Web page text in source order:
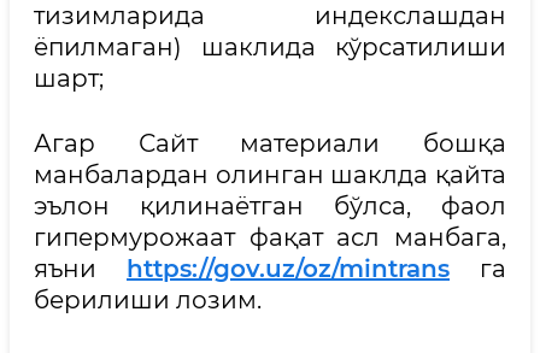
тизимларида индекслашдан
ёпилмаган) шаклида кўрсатилиши
шарт;
Агар Сайт материали бошқа
манбалардан олинган шаклда қайта
эълон қилинаётган бўлса, фаол
гипермурожаат фақат асл манбага,
яъни
https://gov.uz/oz/mintrans
га
берилиши лозим.